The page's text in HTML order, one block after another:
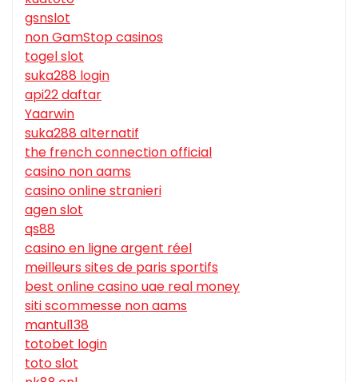
gsnslot
non GamStop casinos
togel slot
suka288 login
api22 daftar
Yaarwin
suka288 alternatif
the french connection official
casino non aams
casino online stranieri
agen slot
qs88
casino en ligne argent réel
meilleurs sites de paris sportifs
best online casino uae real money
siti scommesse non aams
mantul138
totobet login
toto slot